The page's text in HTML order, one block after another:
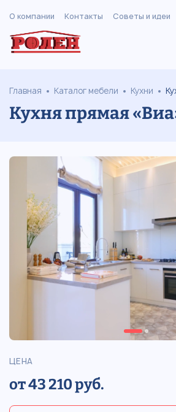
О компании Контакты Советы и идеи
Главная Каталог мебели Кухни
Кухня прямая
ЦЕНА
от 43 210 руб.